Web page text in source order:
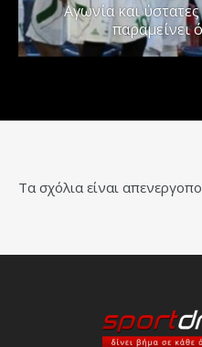
Αγωνία και
παραμείνει
Τα σχόλια είναι